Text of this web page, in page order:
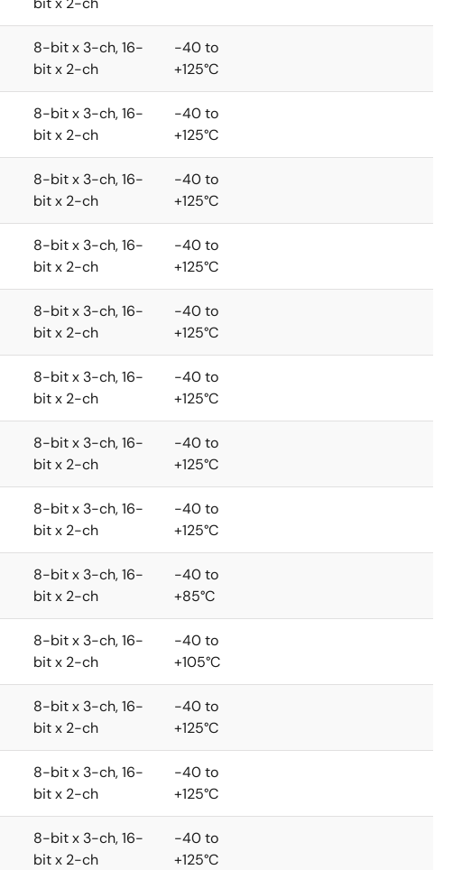
8-bit x 3-ch, 16-
bit x 2-ch
-40 to
+125°C
8-bit x 3-ch, 16-
bit x 2-ch
-40 to
+125°C
8-bit x 3-ch, 16-
bit x 2-ch
-40 to
+125°C
8-bit x 3-ch, 16-
bit x 2-ch
-40 to
+125°C
8-bit x 3-ch, 16-
bit x 2-ch
-40 to
+125°C
8-bit x 3-ch, 16-
bit x 2-ch
-40 to
+125°C
8-bit x 3-ch, 16-
bit x 2-ch
-40 to
+125°C
8-bit x 3-ch, 16-
bit x 2-ch
-40 to
+125°C
8-bit x 3-ch, 16-
bit x 2-ch
-40 to
+85°C
8-bit x 3-ch, 16-
bit x 2-ch
-40 to
+105°C
8-bit x 3-ch, 16-
bit x 2-ch
-40 to
+125°C
8-bit x 3-ch, 16-
bit x 2-ch
-40 to
+125°C
8-bit x 3-ch, 16-
bit x 2-ch
-40 to
+125°C